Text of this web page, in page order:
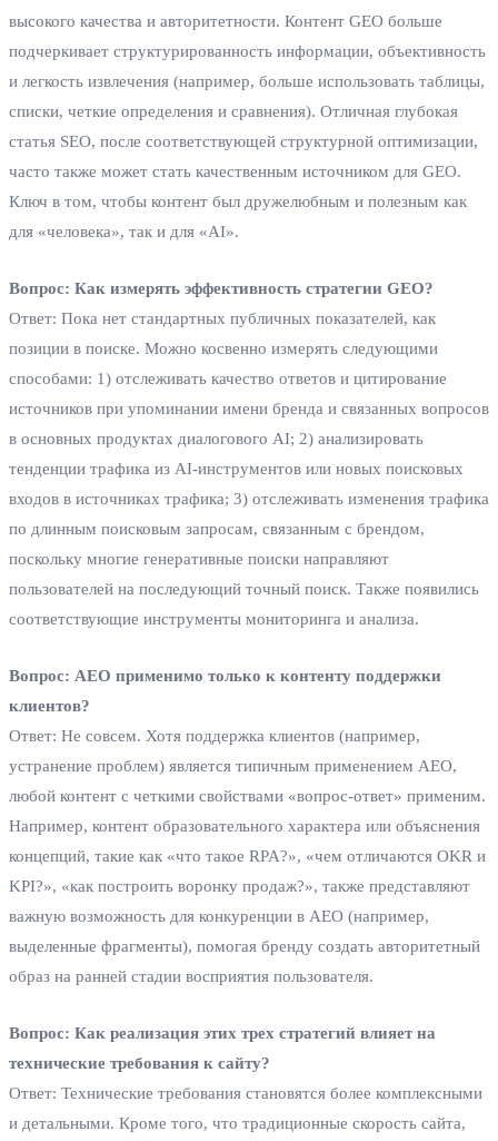
высокого качества и авторитетности. Контент GEO больше
подчеркивает структурированность информации, объективность
и легкость извлечения (например, больше использовать таблицы,
списки, четкие определения и сравнения). Отличная глубокая
статья SEO, после соответствующей структурной оптимизации,
часто также может стать качественным источником для GEO.
Ключ в том, чтобы контент был дружелюбным и полезным как
для «человека», так и для «AI».
Вопрос: Как измерять эффективность стратегии GEO?
Ответ: Пока нет стандартных публичных показателей, как
позиции в поиске. Можно косвенно измерять следующими
способами: 1) отслеживать качество ответов и цитирование
источников при упоминании имени бренда и связанных вопросов
в основных продуктах диалогового AI; 2) анализировать
тенденции трафика из AI-инструментов или новых поисковых
входов в источниках трафика; 3) отслеживать изменения трафика
по длинным поисковым запросам, связанным с брендом,
поскольку многие генеративные поиски направляют
пользователей на последующий точный поиск. Также появились
соответствующие инструменты мониторинга и анализа.
Вопрос: AEO применимо только к контенту поддержки
клиентов?
Ответ: Не совсем. Хотя поддержка клиентов (например,
устранение проблем) является типичным применением AEO,
любой контент с четкими свойствами «вопрос-ответ» применим.
Например, контент образовательного характера или объяснения
концепций, такие как «что такое RPA?», «чем отличаются OKR и
KPI?», «как построить воронку продаж?», также представляют
важную возможность для конкуренции в AEO (например,
выделенные фрагменты), помогая бренду создать авторитетный
образ на ранней стадии восприятия пользователя.
Вопрос: Как реализация этих трех стратегий влияет на
технические требования к сайту?
Ответ: Технические требования становятся более комплексными
и детальными. Кроме того, что традиционные скорость сайта,